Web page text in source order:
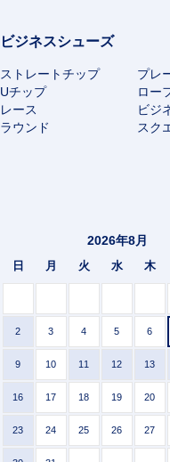
ビジネスシューズ
ストレートチップ
プレ
Uチップ
ロー
レース
ビジ
ラウンド
スク
2026年8月
日 月 火 水 木
2 3 4 5 6
9 10 11 12 13
16 17 18 19 20
23 24 25 26 27